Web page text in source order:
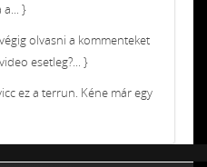
a... }
olvasni a kommenteket
esetleg?... }
ez a terrun. Kéne már egy